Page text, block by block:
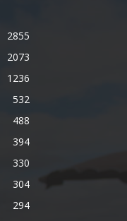
2855
2073
1236
532
488
394
330
304
294